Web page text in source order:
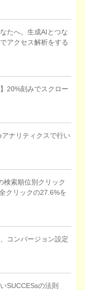
たへ。生成AIとつな
アクセス解析をする
20%刻みでスクロー
ナリティクスで行い
検索順位別クリック
クリックの27.6%を
コンバージョン設定
SUCCESsの法則